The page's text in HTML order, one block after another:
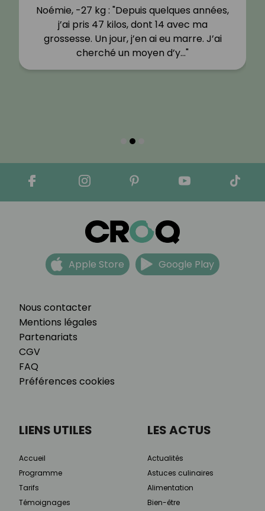
Noémie, -27 kg : "Depuis quelques années,
j’ai pris 47 kilos, dont 14 avec ma
grossesse. Un jour, j’en ai eu marre. J’ai
cherché un moyen d’y…"
Nous contacter
Mentions légales
Partenariats
CGV
FAQ
Préférences cookies
Apple Store Google Play
LIENS UTILES
Accueil
Programme
Tarifs
Témoignages
LES ACTUS
Actualités
Astuces culinaires
Alimentation
Bien-être